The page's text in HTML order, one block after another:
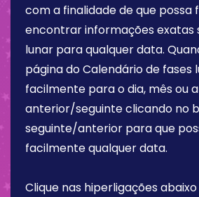
com a finalidade de que possa
encontrar informações exatas
lunar para qualquer data.
página do Calendário de fases
facilmente para o dia, mês ou
anterior/seguinte clicando no
seguinte/anterior para que
facilmente qualquer data.
Clique nas hiperligações